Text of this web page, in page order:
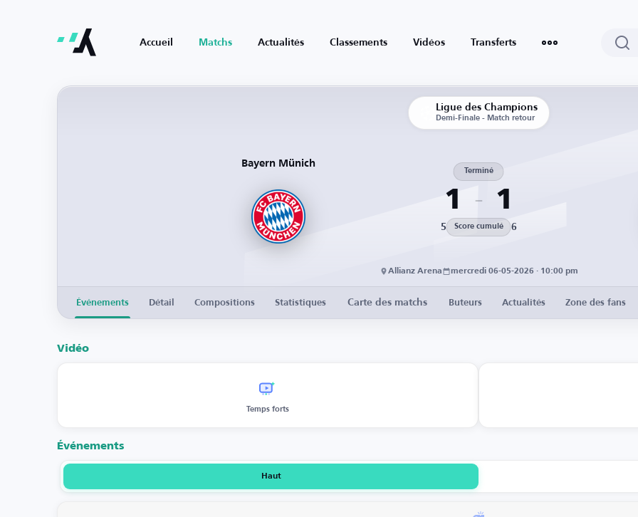
Accueil Matchs Actualités Classements Vidéos Transferts
Ligue des Champions
Demi-Finale - Match retour
Bayern Münich
1
Terminé
1
5 Score cumulé 6
Allianz Arena mercredi 06-05-2026 · 10:00 pm
Événements Détail Compositions Statistiques Carte des matchs Buteurs Actualités Zone des fans
Vidéo
Temps forts
Événements
Haut